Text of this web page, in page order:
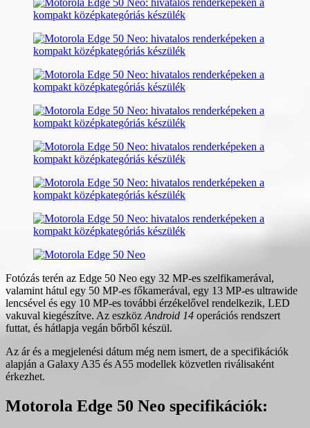
Fotózás terén az Edge 50 Neo egy 32 MP-es szelfikamerával,
valamint hátul egy 50 MP-es főkamerával, egy 13 MP-es ultrawide
lencsével és egy 10 MP-es további érzékelővel rendelkezik, LED
vakuval kiegészítve. Az eszköz Android 14 operációs rendszert
futtat, és hátlapja vegán bőrből készül.
Az ár és a megjelenési dátum még nem ismert, de a specifikációk
alapján a Galaxy A35 és A55 modellek közvetlen riválisaként
érkezhet.
Motorola Edge 50 Neo specifikációk: